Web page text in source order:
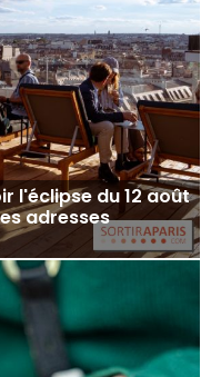
l'éclipse du 12 août
adresses